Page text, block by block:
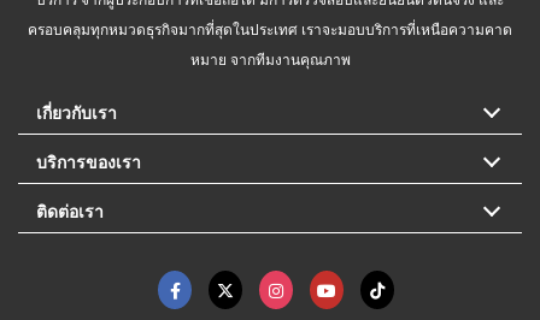
ครอบคลุมทุกหมวดธุรกิจมากที่สุดในประเทศ เราจะมอบบริการที่เหนือความคาด
หมาย จากทีมงานคุณภาพ
เกี่ยวกับเรา
บริการของเรา
ติดต่อเรา